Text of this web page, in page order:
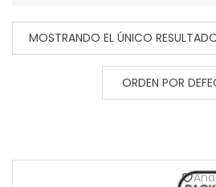
MOSTRANDO EL ÚNICO